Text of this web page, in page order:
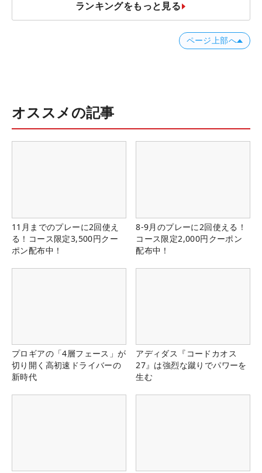
ランキングをもっと見る
ページ上部へ
オススメの記事
11月までのプレーに2回使え
る！コース限定3,500円クー
ポン配布中！
8-9月のプレーに2回使える！
コース限定2,000円クーポン
配布中！
プロギアの「4層フェース」が
切り開く高初速ドライバーの
新時代
アディダス『コードカオス
27』は強烈な蹴りでパワーを
生む